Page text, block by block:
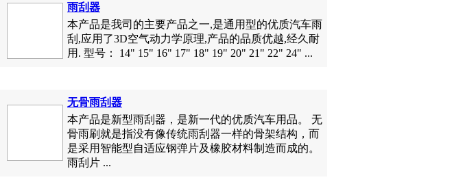
雨刮器
本产品是我司的主要产品之一,是通用型的优质汽车雨
刮,应用了3D空气动力学原理,产品的品质优越,经久耐
用. 型号： 14" 15" 16" 17" 18" 19" 20" 21" 22" 24" ...
无骨雨刮器
本产品是新型雨刮器，是新一代的优质汽车用品。 无
骨雨刷就是指没有像传统雨刮器一样的骨架结构，而
是采用智能型自适应钢弹片及橡胶材料制造而成的。
雨刮片 ...